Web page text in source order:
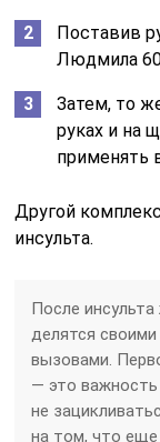
Поставив
Людмила 60
Затем, то
руках и на
применять
Другой
инсульта.
После
делятся
вызовами.
— это
не
на том, что еще